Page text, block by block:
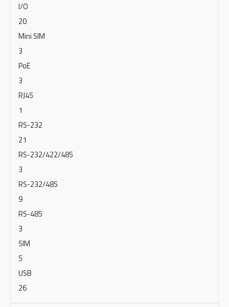
I/O
20
Mini SIM
3
PoE
3
RJ45
1
RS-232
21
RS-232/422/485
3
RS-232/485
9
RS-485
3
SIM
5
USB
26